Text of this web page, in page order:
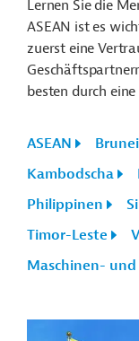
Lernen Sie die
ASEAN ist es
zuerst eine
besten durch
ASEAN
Kambodscha
Philippinen
Timor-Leste
Maschinen-